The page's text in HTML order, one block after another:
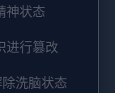
神状态
进行篡改
洗脑状态